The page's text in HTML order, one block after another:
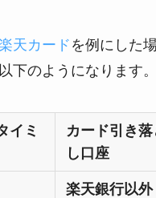
天カード を例にした
下のようになります。
イミ
カード引き落
し口座
楽天銀行以外